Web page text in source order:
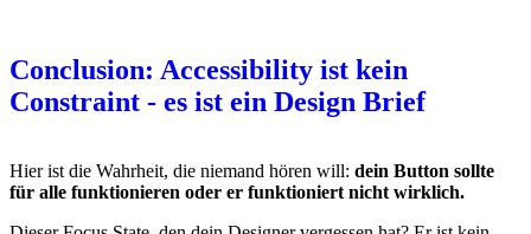
Conclusion: Accessibility ist kein
Constraint - es ist ein Design Brief
Hier ist die Wahrheit, die niemand hören will: dein Button sollte
für alle funktionieren oder er funktioniert nicht wirklich.